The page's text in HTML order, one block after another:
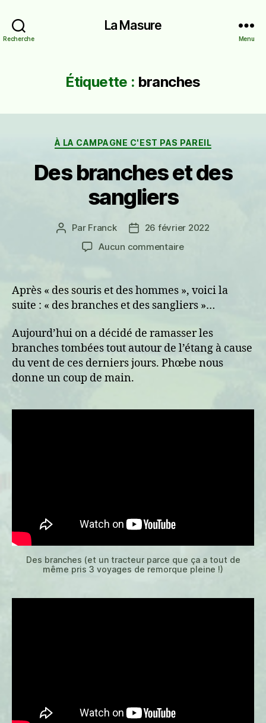
Recherche
La Masure
Menu
Étiquette : branches
Catégories
À LA CAMPAGNE C'EST PAS PAREIL
Des branches et des
sangliers
Auteur
l’article
Par Franck
Date26 février 2022
Aucun commentairesur
des
sangliers
Après « des souris et des hommes », voici la
suite : « des branches et des sangliers »…
Aujourd’hui on a décidé de ramasser les
branches tombées tout autour de l’étang à cause
du vent de ces derniers jours. Phœbe nous
donne un coup de main.
Des branches (et un tracteur parce que ça a tout de
même pris 3 voyages de remorque pleine !)